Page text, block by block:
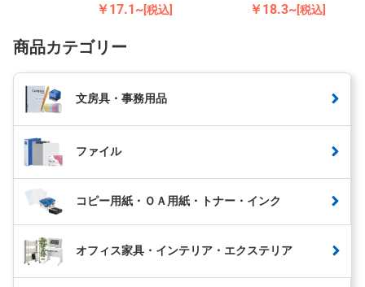
￥17.1~[税込] ￥18.3~[税込]
商品カテゴリー
文房具・事務用品
ファイル
コピー用紙・ＯＡ用紙・トナー・インク
オフィス家具・インテリア・エクステリア